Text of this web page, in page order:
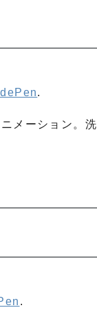
.
メーション。
.